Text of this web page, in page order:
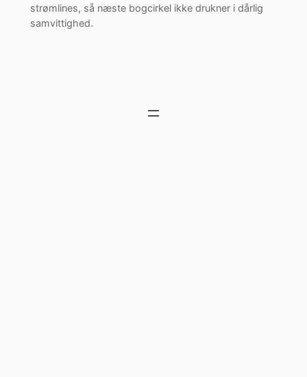
strømlines, så næste bogcirkel ikke drukner i dårlig
samvittighed.